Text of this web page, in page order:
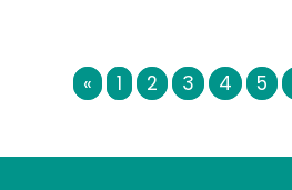
« 1 2 3 4 5